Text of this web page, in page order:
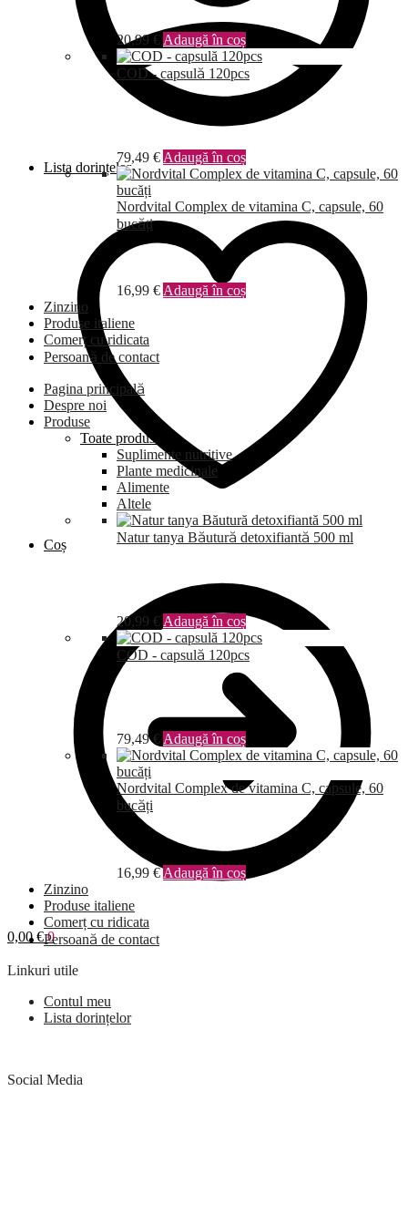
Lista dorințelor
Coș
0,00€ 0
20,99 € Adaugă în coș
COD - capsulă 120pcs
79,49 € Adaugă în coș
Nordvital Complex de vitamina C, capsule, 60
bucăți
16,99 € Adaugă în coș
Zinzino
Produse italiene
Comerț cu ridicata
Persoană de contact
Pagina principală
Despre noi
Produse
Toate produsele
Suplimente nutritive
Plante medicinale
Alimente
Altele
Natur tanya Băutură detoxifiantă 500 ml
20,99 € Adaugă în coș
COD - capsulă 120pcs
79,49€ Adaugă în coș
Nordvital Complex de vitamina C, capsule, 60
bucăți
16,99 € Adaugă în coș
Zinzino
Produse italiene
Comerț cu ridicata
Persoană de contact
Linkuri utile
Contul meu
Lista dorințelor
Social Media